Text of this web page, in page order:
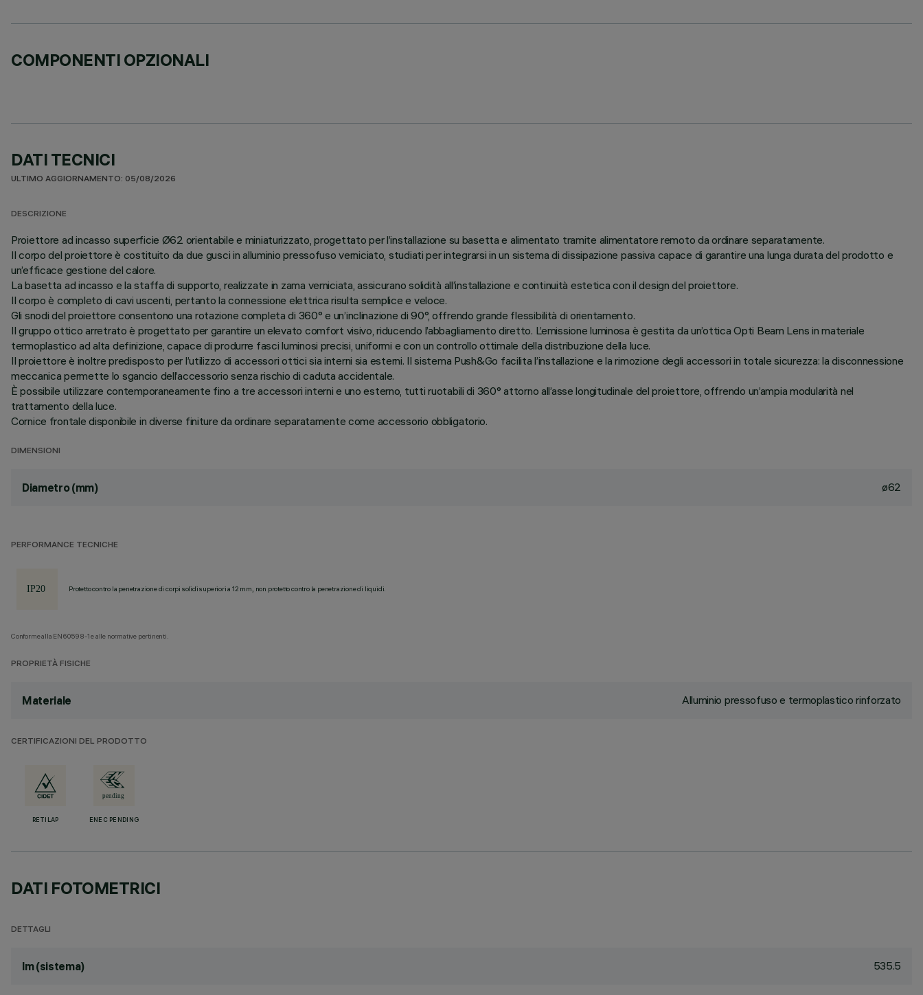
COMPONENTI OPZIONALI
DATI TECNICI
ULTIMO AGGIORNAMENTO: 05/08/2026
DESCRIZIONE
Proiettore ad incasso superficie Ø62 orientabile e miniaturizzato, progettato per l’installazione su basetta e alimentato tramite alimentatore remoto da ordinare separatamente.
Il corpo del proiettore è costituito da due gusci in alluminio pressofuso verniciato, studiati per integrarsi in un sistema di dissipazione passiva capace di garantire una lunga durata del prodotto e
un’efficace gestione del calore.
La basetta ad incasso e la staffa di supporto, realizzate in zama verniciata, assicurano solidità all’installazione e continuità estetica con il design del proiettore.
Il corpo è completo di cavi uscenti, pertanto la connessione elettrica risulta semplice e veloce.
Gli snodi del proiettore consentono una rotazione completa di 360° e un’inclinazione di 90°, offrendo grande flessibilità di orientamento.
Il gruppo ottico arretrato è progettato per garantire un elevato comfort visivo, riducendo l’abbagliamento diretto. L’emissione luminosa è gestita da un’ottica Opti Beam Lens in materiale
termoplastico ad alta definizione, capace di produrre fasci luminosi precisi, uniformi e con un controllo ottimale della distribuzione della luce.
Il proiettore è inoltre predisposto per l’utilizzo di accessori ottici sia interni sia esterni. Il sistema Push&Go facilita l’installazione e la rimozione degli accessori in totale sicurezza: la disconnessione
meccanica permette lo sgancio dell’accessorio senza rischio di caduta accidentale.
È possibile utilizzare contemporaneamente fino a tre accessori interni e uno esterno, tutti ruotabili di 360° attorno all’asse longitudinale del proiettore, offrendo un’ampia modularità nel
trattamento della luce.
Cornice frontale disponibile in diverse finiture da ordinare separatamente come accessorio obbligatorio.
DIMENSIONI
Diametro (mm) ø62
PERFORMANCE TECNICHE
Protetto contro la penetrazione di corpi solidi superiori a 12 mm, non protetto contro la penetrazione di liquidi.
Conforme alla EN60598-1 e alle normative pertinenti.
PROPRIETÀ FISICHE
Materiale Alluminio pressofuso e termoplastico rinforzato
CERTIFICAZIONI DEL PRODOTTO
RETILAP ENEC PENDING
DATI FOTOMETRICI
DETTAGLI
lm (sistema) 535.5